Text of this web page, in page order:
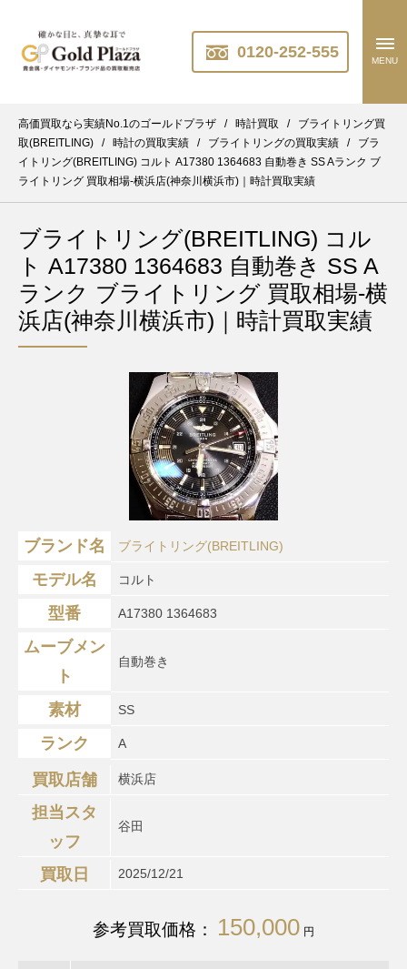
0120-252-555 MENU
高価買取なら実績No.1のゴールドプラザ / 時計買取 /
ブライトリング買
取(BREITLING)
/ 時計の買取実績 / ブライトリングの買取実績 /
ブラ
イトリング(BREITLING) コルト A17380 1364683 自動巻き SS Aランク ブ
ライトリング 買取相場-横浜店(神奈川横浜市)｜時計買取実績
ブライトリング(BREITLING) コル
ト A17380 1364683 自動巻き SS A
ランク ブライトリング 買取相場-横
浜店(神奈川横浜市)｜時計買取実績
ブランド名 ブライトリング(BREITLING)
モデル名 コルト
型番 A17380 1364683
ムーブメン
ト
自動巻き
素材 SS
ランク A
買取店舗 横浜店
担当スタ
ッフ
谷田
買取日 2025/12/21
参考買取価格： 150,000 円